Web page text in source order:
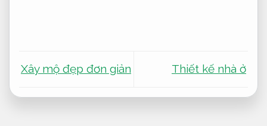
Xây mộ đẹp đơn giản Thiết kế nhà ở